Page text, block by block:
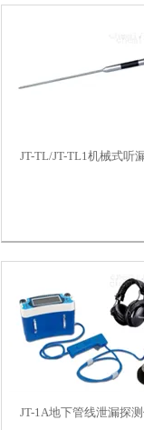
JT-TL/JT-TL1机械式听
JT-1A地下管线泄漏探